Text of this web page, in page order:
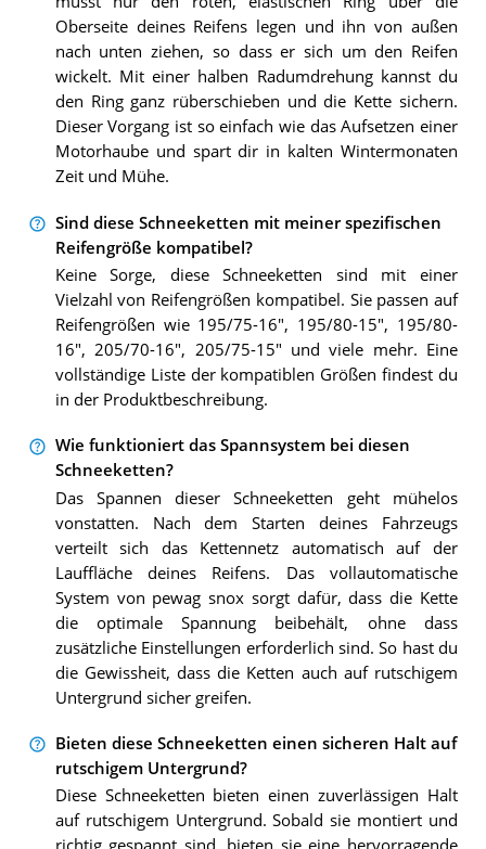
Oberseite deines Reifens legen und ihn von außen
nach unten ziehen, so dass er sich um den Reifen
wickelt. Mit einer halben Radumdrehung kannst du
den Ring ganz rüberschieben und die Kette sichern.
Dieser Vorgang ist so einfach wie das Aufsetzen einer
Motorhaube und spart dir in kalten Wintermonaten
Zeit und Mühe.
Sind diese Schneeketten mit meiner spezifischen
Reifengröße kompatibel?
Keine Sorge, diese Schneeketten sind mit einer
Vielzahl von Reifengrößen kompatibel. Sie passen auf
Reifengrößen wie 195/75-16", 195/80-15", 195/80-
16", 205/70-16", 205/75-15" und viele mehr. Eine
vollständige Liste der kompatiblen Größen findest du
in der Produktbeschreibung.
Wie funktioniert das Spannsystem bei diesen
Schneeketten?
Das Spannen dieser Schneeketten geht mühelos
vonstatten. Nach dem Starten deines Fahrzeugs
verteilt sich das Kettennetz automatisch auf der
Lauffläche deines Reifens. Das vollautomatische
System von pewag snox sorgt dafür, dass die Kette
die optimale Spannung beibehält, ohne dass
zusätzliche Einstellungen erforderlich sind. So hast du
die Gewissheit, dass die Ketten auch auf rutschigem
Untergrund sicher greifen.
Bieten diese Schneeketten einen sicheren Halt auf
rutschigem Untergrund?
Diese Schneeketten bieten einen zuverlässigen Halt
auf rutschigem Untergrund. Sobald sie montiert und